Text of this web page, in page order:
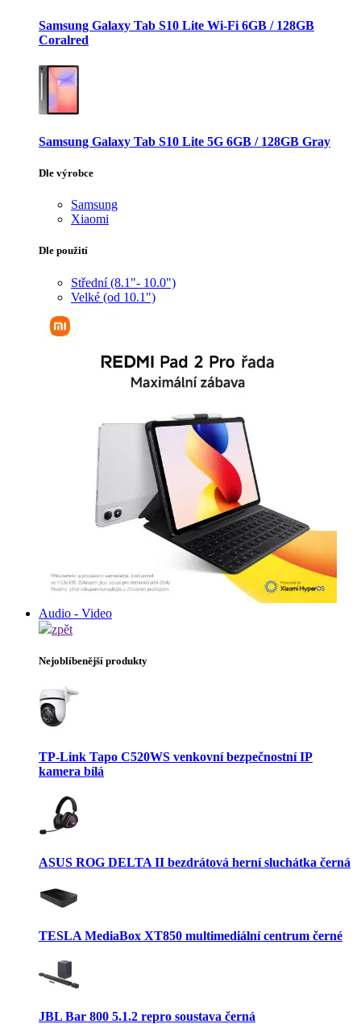
Samsung Galaxy Tab S10 Lite Wi-Fi 6GB / 128GB
Coralred
Samsung Galaxy Tab S10 Lite 5G 6GB / 128GB Gray
Dle výrobce
Samsung
Xiaomi
Dle použití
Střední (8.1"- 10.0")
Velké (od 10.1")
Audio - Video
zpět
Nejoblíbenější produkty
TP-Link Tapo C520WS venkovní bezpečnostní IP
kamera bílá
ASUS ROG DELTA II bezdrátová herní sluchátka černá
TESLA MediaBox XT850 multimediální centrum černé
JBL Bar 800 5.1.2 repro soustava černá